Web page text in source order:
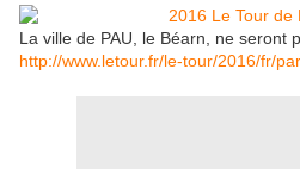
La ville de PAU, le Béarn, ne seront
http://www.letour.fr/le-tour/2016/fr/